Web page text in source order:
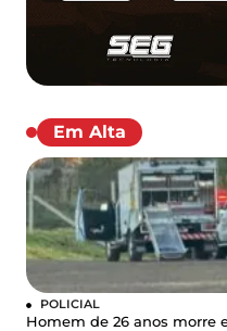
Em Alta
POLICIAL
Homem de 26 anos morre